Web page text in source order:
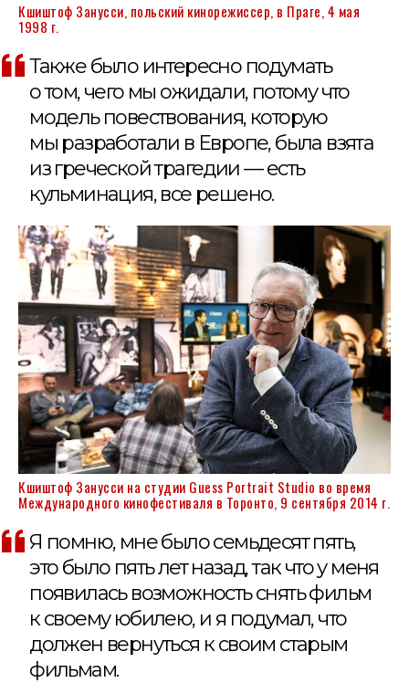
Кшиштоф Занусси, польский кинорежиссер, в Праге, 4 мая
1998 г.
Также было интересно подумать
о том, чего мы ожидали, потому что
модель повествования, которую
мы разработали в Европе, была взята
из греческой трагедии — есть
кульминация, все решено.
Кшиштоф Занусси на студии Guess Portrait Studio во время
Международного кинофестиваля в Торонто, 9 сентября 2014 г.
Я помню, мне было семьдесят пять,
это было пять лет назад, так что у меня
появилась возможность снять фильм
к своему юбилею, и я подумал, что
должен вернуться к своим старым
фильмам.